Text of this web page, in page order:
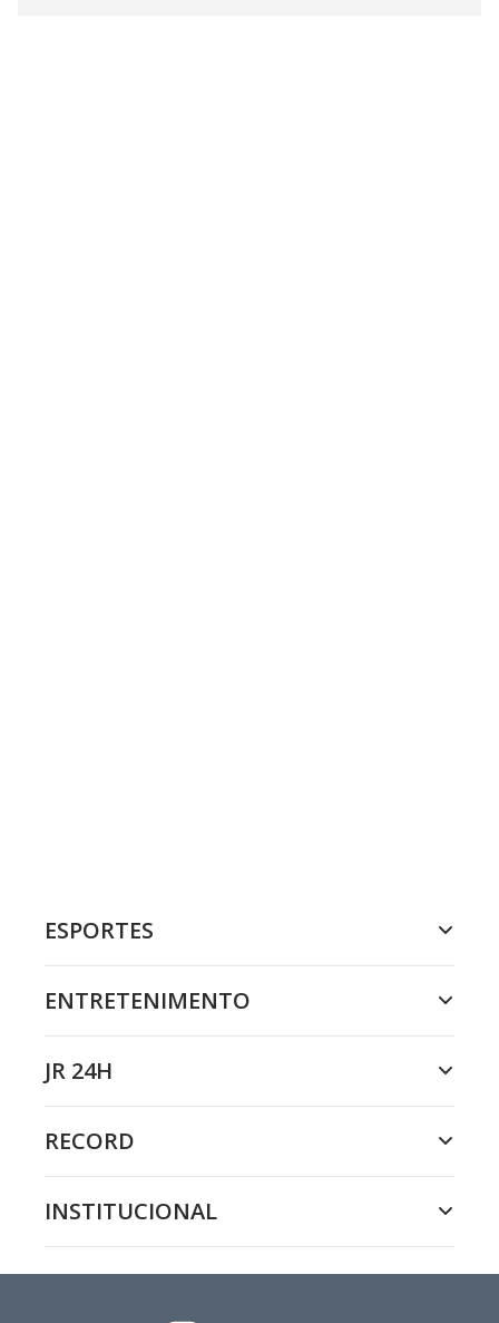
ESPORTES
ENTRETENIMENTO
JR 24H
RECORD
INSTITUCIONAL